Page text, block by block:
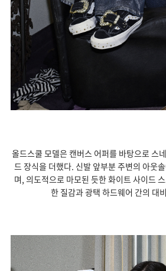
올드스쿨 모델은 캔버스 어퍼를 바탕으로 스
드 장식을 더했다. 신발 앞부분 주변의 아웃
며, 의도적으로 마모된 듯한 화이트 사이드
한 질감과 광택 하드웨어 간의 대